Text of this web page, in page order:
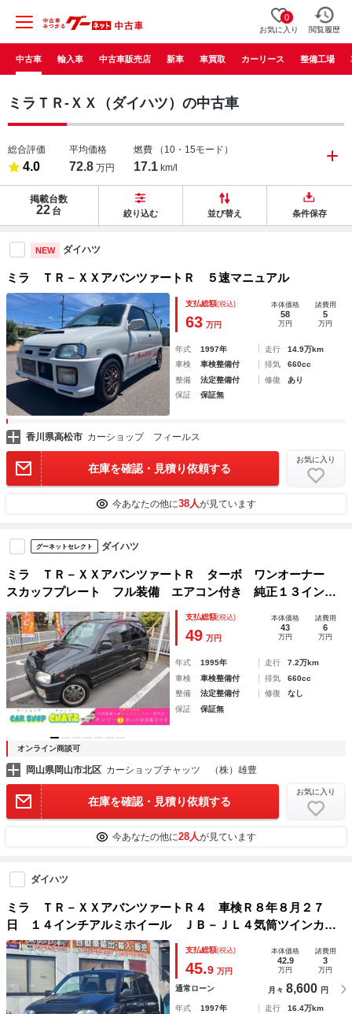
0
お気に入り 閲覧履歴
中古車 輸入車 中古車販売店 新車 車買取 カーリース 整備工場
ミラＴＲ-ＸＸ（ダイハツ）の中古車
総合評価
4.0
平均価格
72.8 万円
燃費 （10・15モード）
17.1 km/l
掲載台数
22 台 絞り込む 並び替え 条件保存
NEW ダイハツ
ミラ ＴＲ－ＸＸアバンツァートＲ ５速マニュアル
支払総額(税込)
63 万円
本体価格
58
万円
諸費用
5
万円
年式 1997年 走行
14.9万km
車検
車検整備付 排気
660cc
整備
法定整備付 修復
あり
保証
保証無
香川県高松市 カーショップ フィールス
在庫を確認・見積り依頼する
お気に入り
今あなたの他に38人が見ています
グーネットセレクト ダイハツ
ミラ ＴＲ－ＸＸアバンツァートＲ ターボ ワンオーナー
スカッフプレート フル装備 エアコン付き 純正１３インチ
ＡＷ フォグランプ タイミングチェーン式 Ｕ
支払総額(税込)
49 万円
本体価格
43
万円
諸費用
6
万円
年式 1995年 走行
7.2万km
車検
車検整備付 排気
660cc
整備
法定整備付 修復
なし
保証
保証無
オンライン商談可
岡山県岡山市北区 カーショップチャッツ （株）雄豊
在庫を確認・見積り依頼する
お気に入り
今あなたの他に28人が見ています
ダイハツ
ミラ ＴＲ－ＸＸアバンツァートＲ４ 車検Ｒ８年８月２７
日 １４インチアルミホイール ＪＢ－ＪＬ４気筒ツインカム
ターボ タイミングチェーン １７ ２９２
支払総額(税込)
45.9 万円
本体価格
42.9
万円
諸費用
3
万円
通常ローン 月々 8,600 円
年式 1997年 走行
16.4万km